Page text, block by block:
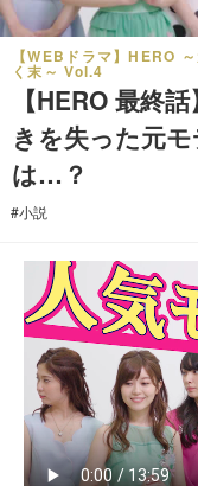
【WEBドラマ】HERO
く末～ Vol.4
【HERO 最終
きを失った元
は…？
#小説